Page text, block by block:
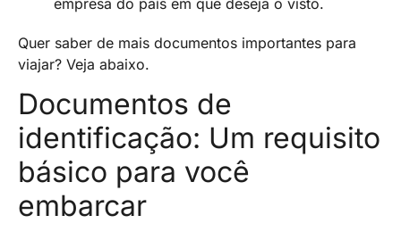
empresa do país em que deseja o visto.
Quer saber de mais documentos importantes para
viajar? Veja abaixo.
Documentos de
identificação: Um requisito
básico para você
embarcar